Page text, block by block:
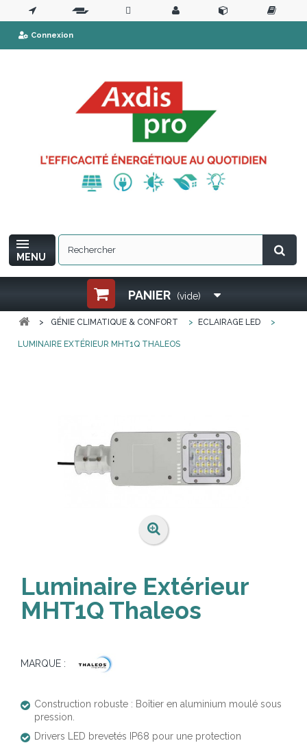
Connexion
PANIER (vide)
MENU
> GÉNIE CLIMATIQUE & CONFORT > ECLAIRAGE LED >
LUMINAIRE EXTÉRIEUR MHT1Q THALEOS
Luminaire Extérieur
MHT1Q Thaleos
MARQUE :
Construction robuste : Boîtier en aluminium moulé sous
pression.
Drivers LED brevetés IP68 pour une protection